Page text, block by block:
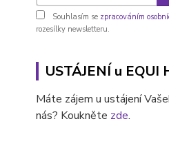
Souhlasím se zpracováním
rozesílky newsletteru.
USTÁJENÍ u EQUI
Máte zájem u ustájení
nás? Koukněte zde.